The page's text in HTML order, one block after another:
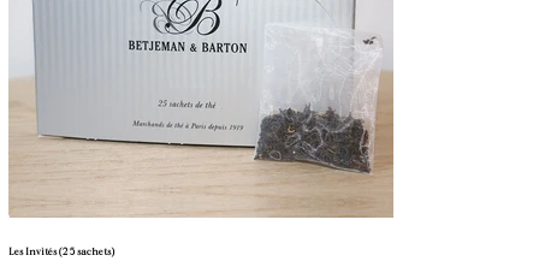
Les Invités (25 sachets)